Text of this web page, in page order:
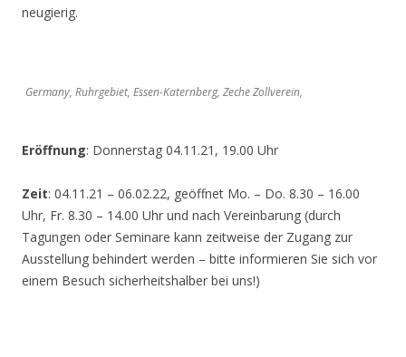
neugierig.
Germany, Ruhrgebiet, Essen-Katernberg, Zeche Zollverein,
Eröffnung: Donnerstag 04.11.21, 19.00 Uhr
Zeit: 04.11.21 – 06.02.22, geöffnet Mo. – Do. 8.30 – 16.00
Uhr, Fr. 8.30 – 14.00 Uhr und nach Vereinbarung (durch
Tagungen oder Seminare kann zeitweise der Zugang zur
Ausstellung behindert werden – bitte informieren Sie sich vor
einem Besuch sicherheitshalber bei uns!)